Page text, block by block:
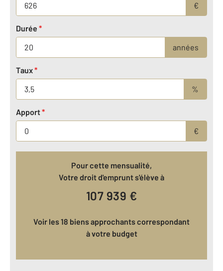
€
Durée *
années
Taux*
%
Apport*
€
Pour cette mensualité,
Votre droit d'emprunt s'élève à
107 939 €
Voir les 18 biens approchants correspondant
à votre budget